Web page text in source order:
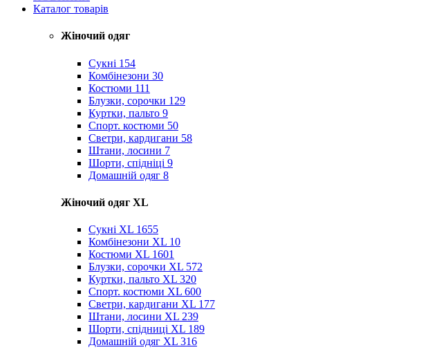
Каталог товарів
Жіночий одяг
Сукні 154
Комбінезони 30
Костюми 111
Блузки, сорочки 129
Куртки, пальто 9
Спорт. костюми 50
Светри, кардигани 58
Штани, лосини 7
Шорти, спідніці 9
Домашній одяг 8
Жіночий одяг XL
Cукні XL 1655
Комбінезони XL 10
Костюми XL 1601
Блузки, сорочки XL 572
Куртки, пальто XL 320
Спорт. костюми XL 600
Светри, кардигани XL 177
Штани, лосини XL 239
Шорти, спідниці XL 189
Домашній одяг XL 316